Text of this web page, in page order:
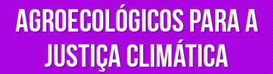
agroecológicos para a
Justiça Climática